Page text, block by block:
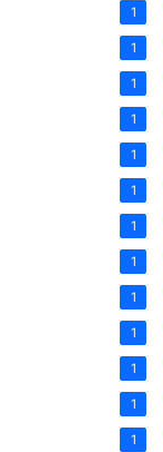
1
1
1
1
1
1
1
1
1
1
1
1
1